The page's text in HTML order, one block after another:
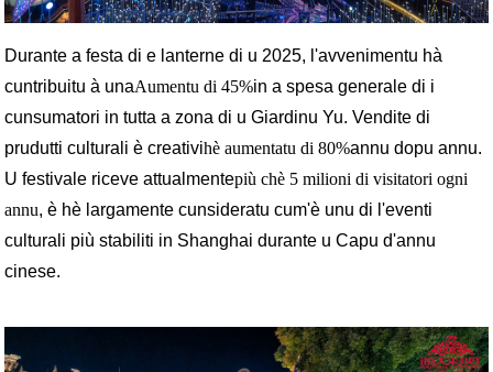
Durante a festa di e lanterne di u 2025, l'avvenimentu hà
cuntribuitu à unaAumentu di 45%in a spesa generale di i
cunsumatori in tutta a zona di u Giardinu Yu. Vendite di
prudutti culturali è creativihè aumentatu di 80%annu dopu annu.
U festivale riceve attualmentepiù chè 5 milioni di visitatori ogni
annu, è hè largamente cunsideratu cum'è unu di l'eventi
culturali più stabiliti in Shanghai durante u Capu d'annu
cinese.